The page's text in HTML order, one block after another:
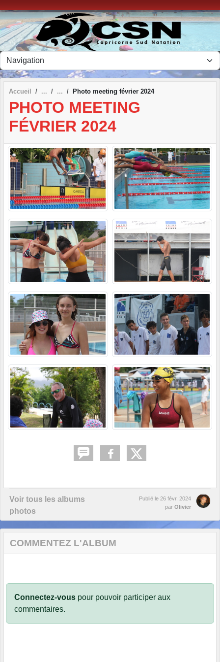
Accueil Photo meeting février 2024
PHOTO MEETING
FÉVRIER 2024
Voir tous les albums
photos
Publié le 26 févr. 2024
par Olivier
COMMENTEZ L'ALBUM
Connectez-vous pour pouvoir participer aux
commentaires.